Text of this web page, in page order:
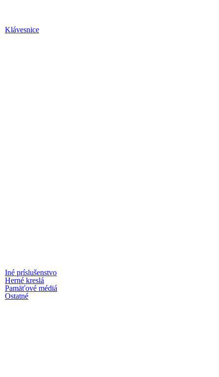
Klávesnice
Iné príslušenstvo
Herné kreslá
Pamäťové médiá
Ostatné